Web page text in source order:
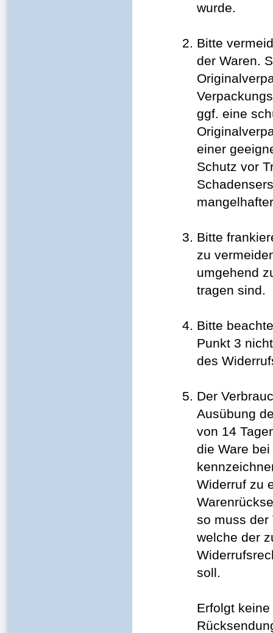
wurde.
Bitte
der Waren.
ggf. eine
einer
Schutz vor
Bitte
zu
umgehend
tragen sind.
Bitte
Punkt 3
des
Der
Ausübung
von 14
die Ware
Widerruf zu
so muss der
welche der
soll.
Erfolgt